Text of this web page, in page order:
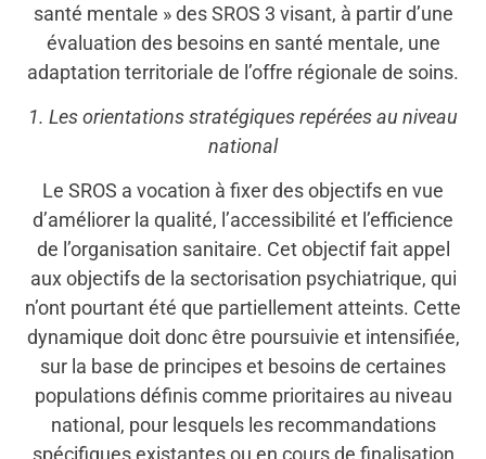
santé mentale » des SROS 3 visant, à partir d’une
évaluation des besoins en santé mentale, une
adaptation territoriale de l’offre régionale de soins.
1. Les orientations stratégiques repérées au niveau
national
Le SROS a vocation à fixer des objectifs en vue
d’améliorer la qualité, l’accessibilité et l’efficience
de l’organisation sanitaire. Cet objectif fait appel
aux objectifs de la sectorisation psychiatrique, qui
n’ont pourtant été que partiellement atteints. Cette
dynamique doit donc être poursuivie et intensifiée,
sur la base de principes et besoins de certaines
populations définis comme prioritaires au niveau
national, pour lesquels les recommandations